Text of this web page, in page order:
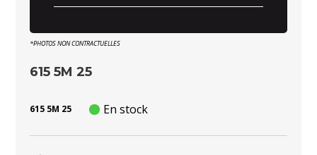
*PHOTOS NON CONTRACTUELLES
615 5M 25
615 5M 25 En stock